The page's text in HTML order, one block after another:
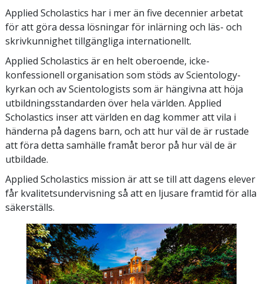
Applied Scholastics har i mer än five decennier arbetat
för att göra dessa lösningar för inlärning och läs- och
skrivkunnighet tillgängliga internationellt.
Applied Scholastics är en helt oberoende, icke-
konfessionell organisation som stöds av Scientology-
kyrkan och av Scientologists som är hängivna att höja
utbildningsstandarden över hela världen. Applied
Scholastics inser att världen en dag kommer att vila i
händerna på dagens barn, och att hur väl de är rustade
att föra detta samhälle framåt beror på hur väl de är
utbildade.
Applied Scholastics mission är att se till att dagens elever
får kvalitetsundervisning så att en ljusare framtid för alla
säkerställs.